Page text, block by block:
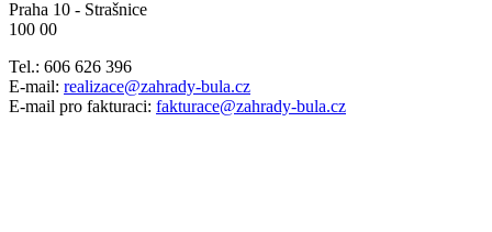
Praha 10 - Strašnice
100 00
Tel.: 606 626 396
E-mail: realizace@zahrady-bula.cz
E-mail pro fakturaci: fakturace@zahrady-bula.cz